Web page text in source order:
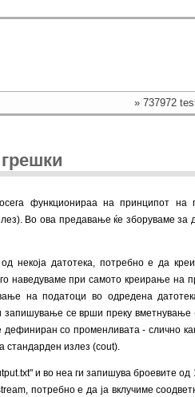
» 737972
функционираа на принципот
Во ова предавање ќе зборуваме за
некоја датотека, потребно е да
наведуваме при самото креирање на
на податоци во одредена
се врши преку вметнување
дефиниран со променливата - слично
стандарден излез (cout).
и во неа ги запишува броевите
потребно е да ја вклучиме